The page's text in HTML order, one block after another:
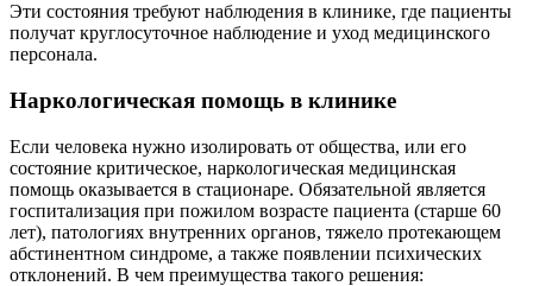
Эти состояния требуют наблюдения в клинике, где пациенты
получат круглосуточное наблюдение и уход медицинского
персонала.
Наркологическая помощь в клинике
Если человека нужно изолировать от общества, или его
состояние критическое, наркологическая медицинская
помощь оказывается в стационаре. Обязательной является
госпитализация при пожилом возрасте пациента (старше 60
лет), патологиях внутренних органов, тяжело протекающем
абстинентном синдроме, а также появлении психических
отклонений. В чем преимущества такого решения: